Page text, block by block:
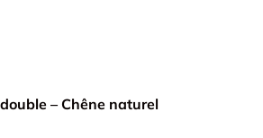
– Chêne naturel